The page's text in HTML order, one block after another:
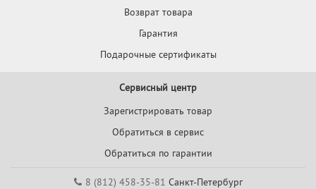
Возврат товара
Гарантия
Подарочные сертификаты
Сервисный центр
Зарегистрировать товар
Обратиться в сервис
Обратиться по гарантии
8 (812) 458-35-81 Санкт-Петербург